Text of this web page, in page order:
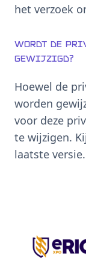
het verzoek
Wordt de
gewijzigd?
Hoewel de
worden
voor deze
te wijzigen.
laatste versie.